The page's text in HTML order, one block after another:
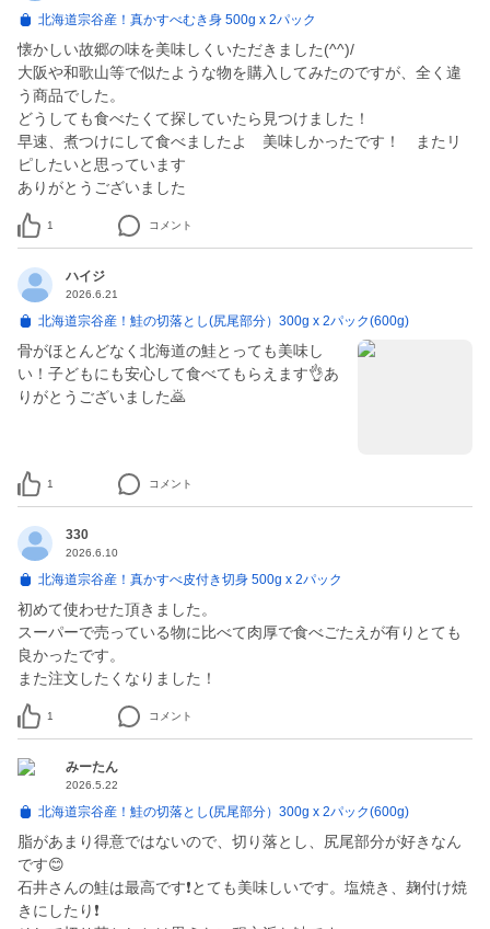
北海道宗谷産！真かすべむき身 500g x 2パック
懐かしい故郷の味を美味しくいただきました(^^)/
大阪や和歌山等で似たような物を購入してみたのですが、全く違
う商品でした。
どうしても食べたくて探していたら見つけました！
早速、煮つけにして食べましたよ 美味しかったです！ またリ
ピしたいと思っています
ありがとうございました
1 コメント
ハイジ
2026.6.21
北海道宗谷産！鮭の切落とし(尻尾部分）300g x 2パック(600g)
骨がほとんどなく北海道の鮭とっても美味し
い！子どもにも安心して食べてもらえます👌あ
りがとうございました🙇
1 コメント
330
2026.6.10
北海道宗谷産！真かすべ皮付き切身 500g x 2パック
初めて使わせた頂きました。
スーパーで売っている物に比べて肉厚で食べごたえが有りとても
良かったです。
また注文したくなりました！
1 コメント
みーたん
2026.5.22
北海道宗谷産！鮭の切落とし(尻尾部分）300g x 2パック(600g)
脂があまり得意ではないので、切り落とし、尻尾部分が好きなん
です😊
石井さんの鮭は最高です❗️とても美味しいです。塩焼き、麹付け焼
きにしたり❗️